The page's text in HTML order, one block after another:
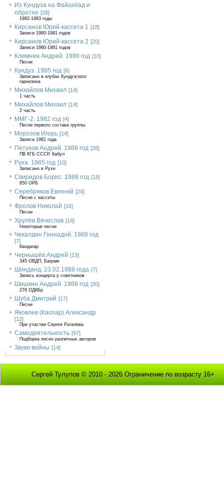
Из Кундуза на Файзабад и
обратно [28]
1982-1983 годы
Кирсанов Юрий-кассета 1 [18]
Записи 1980-1981 годов
Кирсанов Юрий-кассета 2 [20]
Записи 1980-1981 годов
Климнюк Андрей. 1988 год [10]
Песни
Кундуз. 1985 год [6]
Записано в клубах Кундузского
гарнизона
Михайлов Михаил [14]
1 часть
Михайлов Михаил [14]
2 часть
ММГ-2. 1982 год [4]
Песни первого состава группы
Морозов Игорь [14]
Записи 1982 года
Петухов Андрей. 1988 год [28]
ПВ КГБ СССР. Кабул
Руха. 1985 год [10]
Записано в Рухе
Свиридов Борис. 1988 год [18]
650 ОРБ
Серебряков Евгений [24]
Песни с кассеты
Фролов Николай [16]
Песни
Хрулёв Вячеслав [14]
Некоторые песни
Чекалдин Геннадий, 1988 год
[7]
Кандагар
Чернышёв Андрей [13]
345 ОВДП, Баграм
Шинданд. 23.02.1988 года [7]
Запись концерта у советников
Шишкин Андрей. 1988 год [30]
278 ОДКБр
Шуба Дмитрий [17]
Песни
Яковлев (Каспар) Александр
[12]
При участии Сергея Рогалёва
Самодеятельность [97]
Подборка песен различных авторов
Звуки войны [14]
Сергей Тулупов © 2010 - 2026 Ограничение по возрасту 16+